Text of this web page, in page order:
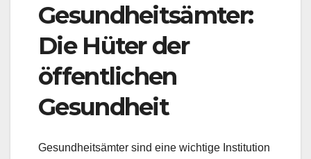
Gesundheitsämter:
Die Hüter der
öffentlichen
Gesundheit
Gesundheitsämter sind eine wichtige Institution